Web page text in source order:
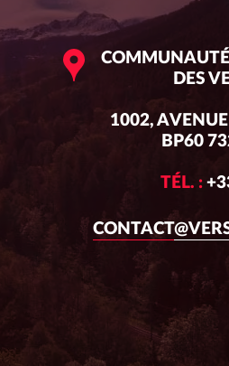
DES
1002,
BP60
TÉL. :